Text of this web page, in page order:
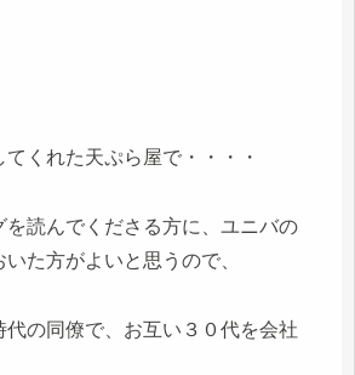
くれた天ぷら屋で・・・・
を読んでくださる方に、ユニバの
た方がよいと思うので、
代の同僚で、お互い３０代を会社